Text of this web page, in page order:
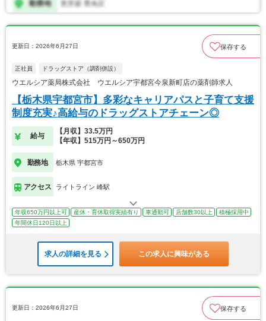
更新日：2026年6月27日 保存する
正社員 ドラッグストア（調剤併設）
ウエルシア薬局株式会社 ウエルシア宇都宮今泉新町店の薬剤師求人
【栃木県宇都宮市】多彩なキャリアパスと子育て支援
制度充実♪高給与のドラッグストアチェーン◎
給与
【月収】33.5万円
【年収】515万円～650万円
勤務地 栃木県 宇都宮市
アクセス ライトライン 峰駅
年収650万円以上可 産休・育休取得実績有り 車通勤可 店舗数30以上
積極採用中
年間休日120日以上
求人の詳細を見る この求人に興味がある
更新日：2026年6月27日 保存する